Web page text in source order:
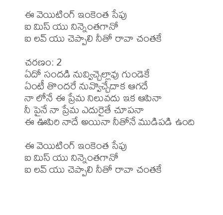
ఈ వెయిటింగ్ ఇంకెంత సేపు
ఐ మిస్ యు నిన్నెంతగానో
ఐ లవ్ యు చెప్పాలి నీతో రావా చంతకే
చరణం: 2
ఏదో సందడి నువ్విచ్చెల్లావు గుండెకే
ఏంటీ తొందరే నువ్వొచ్చేదాక ఆగదే
నా లోనే ఈ ప్రేమ నిలువదు ఇక ఆపినా
నీ పైనే నా ప్రేమ ఎదురైతే చూపనా
ఈ ఊపిరి నాదే అయినా నీతోనే ముడిపడి ఉంది
ఈ వెయిటింగ్ ఇంకెంత సేపు
ఐ మిస్ యు నిన్నెంతగానో
ఐ లవ్ యు చెప్పాలి నీతో రావా చంతకే